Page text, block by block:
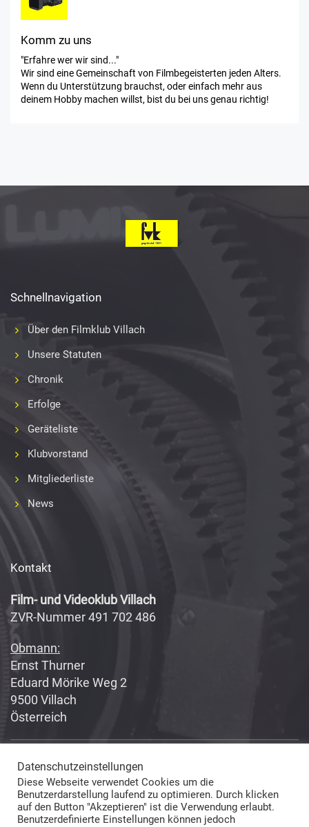
Komm zu uns
"Erfahre wer wir sind..."
Wir sind eine Gemeinschaft von Filmbegeisterten jeden Alters.
Wenn du Unterstützung brauchst, oder einfach mehr aus
deinem Hobby machen willst, bist du bei uns genau richtig!
Schnellnavigation
Über den Filmklub Villach
Unsere Statuten
Chronik
Erfolge
Geräteliste
Klubvorstand
Mitgliederliste
News
Kontakt
Film- und Videoklub Villach
ZVR-Nummer 491 702 486
Obmann:
Ernst Thurner
Eduard Mörike Weg 2
9500 Villach
Österreich
Copyright 2017-2018Fabian Geissler (Webseitendesign)
und Film- und Videoklub Villach (Inhalte) © All Rights Reserved
Datenschutzeinstellungen
Diese Webseite verwendet Cookies um die
Benutzerdarstellung laufend zu optimieren. Durch klicken
auf den Button "Akzeptieren" ist die Verwendung erlaubt.
Benutzerdefinierte Einstellungen können jedoch